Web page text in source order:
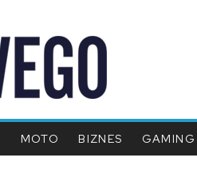
MOTO BIZNES GAMING